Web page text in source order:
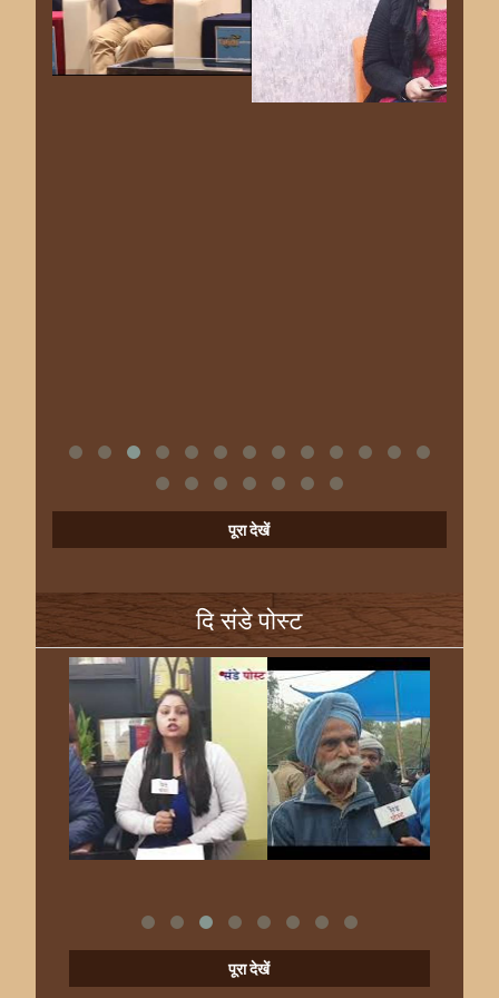
पूरा देखें
दि संडे पोस्ट
पूरा देखें